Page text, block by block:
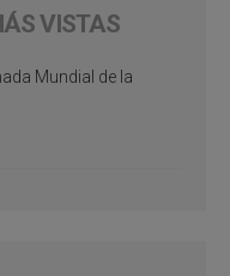
VISTAS
Mundial de la